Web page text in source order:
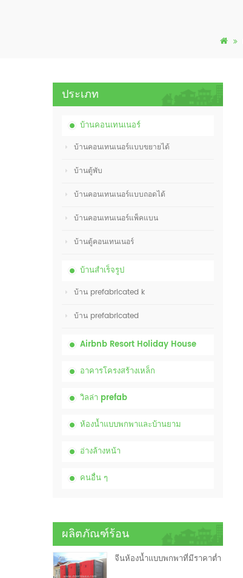
ประเภท
บ้านคอนเทนเนอร์
บ้านคอนเทนเนอร์แบบขยายได้
บ้านตู้พับ
บ้านคอนเทนเนอร์แบบถอดได้
บ้านคอนเทนเนอร์แพ็คแบน
บ้านตู้คอนเทนเนอร์
บ้านสำเร็จรูป
บ้าน prefabricated k
บ้าน prefabricated
Airbnb Resort Holiday House
อาคารโครงสร้างเหล็ก
วิลล่า prefab
ห้องน้ำแบบพกพาและบ้านยาม
อ่างล้างหน้า
คนอื่น ๆ
ผลิตภัณฑ์ร้อน
จีนห้องน้ำแบบพกพาที่มีราคาต่ำ